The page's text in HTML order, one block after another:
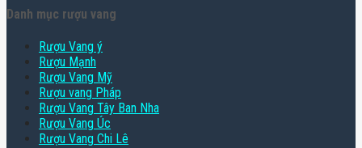
Danh mục rượu vang
Rượu Vang ý
Rượu Mạnh
Rượu Vang Mỹ
Rượu vang Pháp
Rượu Vang Tây Ban Nha
Rượu Vang Úc
Rượu Vang Chi Lê